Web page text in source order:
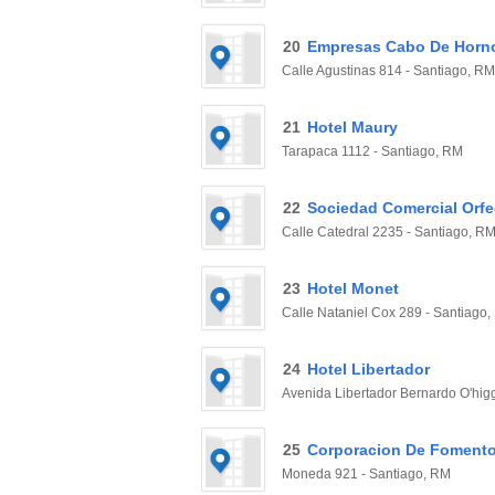
20 Empresas Cabo De
Calle Agustinas 814 - Santiago, RM
21 Hotel Maury
Tarapaca 1112 - Santiago, RM
22 Sociedad Comercial
Calle Catedral 2235 - Santiago, RM
23 Hotel Monet
Calle Nataniel Cox 289 - Santiago,
24 Hotel Libertador
Avenida Libertador Bernardo
25 Corporacion De
Moneda 921 - Santiago, RM